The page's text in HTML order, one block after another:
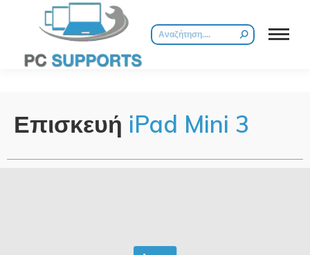
Επισκευή iPad Mini 3